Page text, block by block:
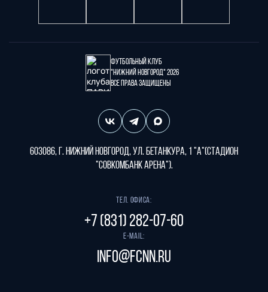
Футбольный клуб
"Нижний Новгород" 2026
Все права защищены
603086, г. Нижний Новгород, ул. Бетанкура, 1 "А"(стадион
"СОВКОМБАНК АРЕНА").
Тел. офиса:
+7 (831) 282-07-60
E-mail:
info@fcnn.ru